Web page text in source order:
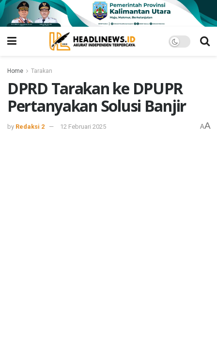
Home Tarakan
DPRD Tarakan ke DPUPR
Pertanyakan Solusi Banjir
by Redaksi 2 12 Februari 2025 AA